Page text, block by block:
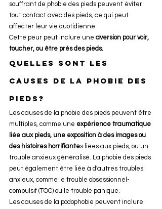
souffrant de phobie des pieds peuvent éviter
tout contact avec des pieds, ce qui peut
affecter leur vie quotidienne.
Cette peur peut inclure une aversion pour voir,
toucher, ou être près des pieds.
Quelles sont les
causes de la phobie des
pieds?
Les causes de la phobie des pieds peuvent être
multiples, comme une expérience traumatique
liée aux pieds, une exposition à des images ou
des histoires horrifiantes liées aux pieds, ou un
trouble anxieux généralisé. La phobie des pieds
peut également être liée à d'autres troubles
anxieux, comme le trouble obsessionnel-
compulsif (TOC) ou le trouble panique.
Les causes de la podophobie peuvent inclure